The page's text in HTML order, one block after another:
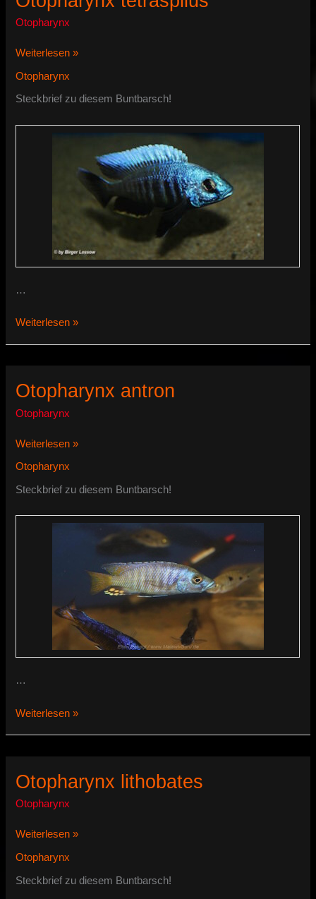
Otopharynx
Otopharynx
Weiterlesen »
Otopharynx
Steckbrief zu diesem Buntbarsch!
…
Otopharynx
Weiterlesen »
Otopharynx antron
Otopharynx
Otopharynx
Weiterlesen »
Otopharynx
Steckbrief zu diesem Buntbarsch!
…
Otopharynx
Weiterlesen »
Otopharynx lithobates
Otopharynx
Otopharynx
Weiterlesen »
Otopharynx
Steckbrief zu diesem Buntbarsch!